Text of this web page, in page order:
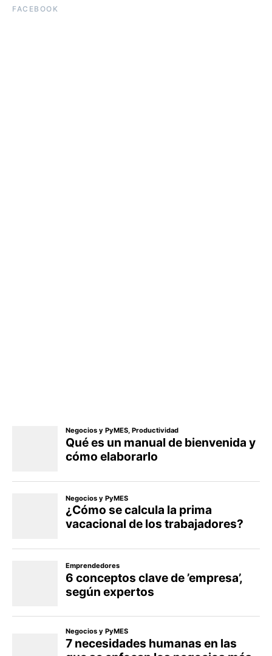
FACEBOOK